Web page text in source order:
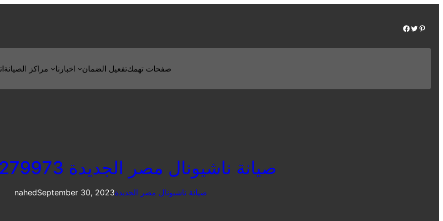
Facebook Twitter Pinterest
مراكز الصيانة اخبارنا تفعيل الضمانصفحات تهمك
صيانة ناشيونال مصر الجديدة 01092279973
nahedSeptember 30, 2023صيانة ناشيونال مصر الجديدة